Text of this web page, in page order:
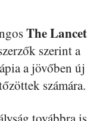
The Lancet
szerint a
a jövőben új
számára.